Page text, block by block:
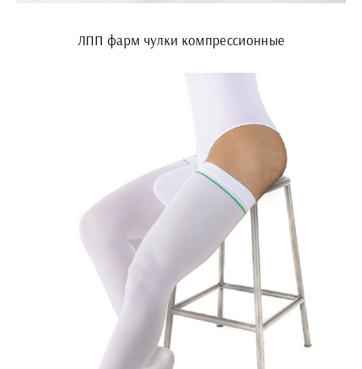
ЛПП фарм чулки компрессионные